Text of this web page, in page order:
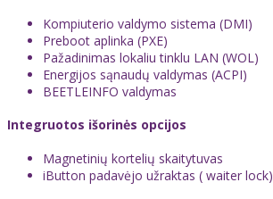
Kompiuterio valdymo sistema (DMI)
Preboot aplinka (PXE)
Pažadinimas lokaliu tinklu LAN (WOL)
Energijos sąnaudų valdymas (ACPI)
BEETLEINFO valdymas
Integruotos išorinės opcijos
Magnetinių kortelių skaitytuvas
iButton padavėjo užraktas ( waiter lock)